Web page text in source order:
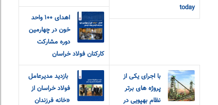
today
اهدای ۱۰۰ واحد
خون در چهارمین
دوره مشارکت
کارکنان فولاد خراسان
با اجرای یکی از
پروژه های برتر
نظام بهپویی در
‎ بازدید مدیرعامل
فولاد خراسان از
«خانه فرزندان